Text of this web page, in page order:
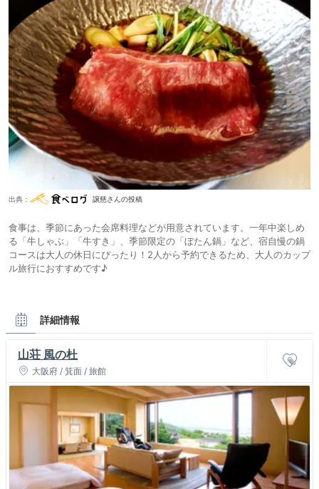
出典： 譲慈さんの投稿
食事は、季節にあった会席料理などが用意されています。一年中楽しめ
る「牛しゃぶ」「牛すき」、季節限定の「ぼたん鍋」など、宿自慢の鍋
コースは大人の休日にぴったり！2人から予約できるため、大人のカップ
ル旅行におすすめです♪
詳細情報
山荘 風の杜
大阪府 / 箕面 / 旅館